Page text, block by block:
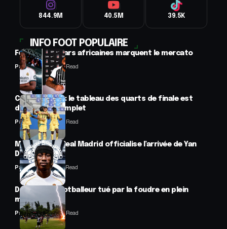
844.9M 40.5M 39.5K
INFO FOOT POPULAIRE
Football : 2 stars africaines marquent le mercato
Panafrofoot2 Min Read
CAN féminine : le tableau des quarts de finale est
désormais complet
Panafrofoot2 Min Read
Mercato : Le Real Madrid officialise l’arrivée de Yan
Diomandé
Panafrofoot1 Min Read
Drame : un footballeur tué par la foudre en plein
match
Panafrofoot2 Min Read